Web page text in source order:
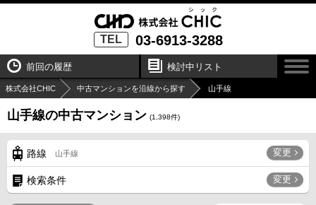
TEL 03-6913-3288
前回の履歴 検討中リスト
株式会社CHIC 中古マンションを沿線から探す 山手線
山手線の中古マンション (1,398件)
路線 山手線 変更
検索条件 変更